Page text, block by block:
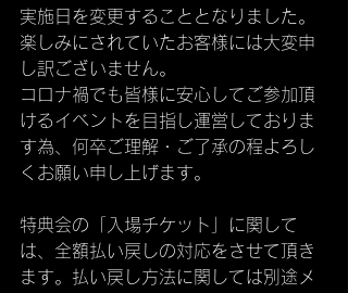
実施日を変更することとなりました。
楽しみにされていたお客様には大変申
し訳ございません。
コロナ禍でも皆様に安心してご参加頂
けるイベントを目指し運営しておりま
す為、何卒ご理解・ご了承の程よろし
くお願い申し上げます。
特典会の「入場チケット」に関して
は、全額払い戻しの対応をさせて頂き
ます。払い戻し方法に関しては別途メ